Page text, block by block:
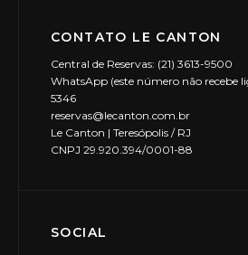
CONTATO LE CANTON
Central de Reservas: (21) 3613-9500
WhatsApp (este número não recebe
5346
reservas@lecanton.com.br
Le Canton | Teresópolis / RJ
CNPJ 29.920.394/0001-88
SOCIAL